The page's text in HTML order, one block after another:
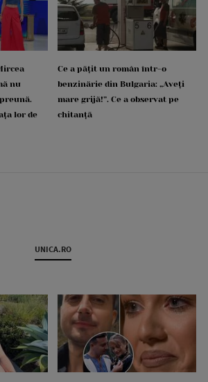
nu
lor de
Ce a pățit un român într-o
benzinărie din Bulgaria: „Aveți
mare grijă!”. Ce a observat pe
chitanță
UNICA.RO